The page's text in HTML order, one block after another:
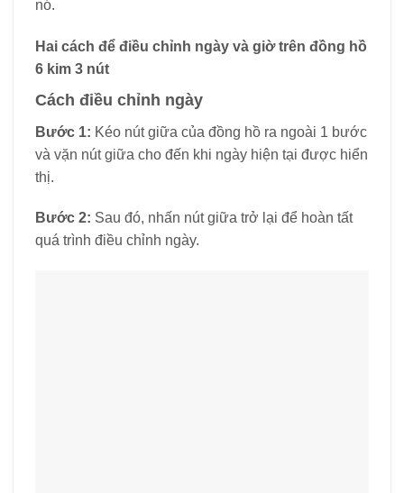
và vặn nút giữa cho đến khi ngày hiện tại được hiển
Bước 2:Sau đó, nhấn nút giữa trở lại để hoàn tất
quá trình điều chỉnh ngày.